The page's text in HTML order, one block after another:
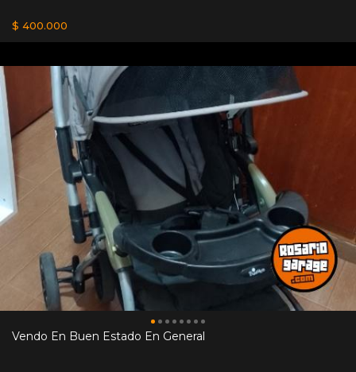
$ 400.000
Vendo En Buen Estado En General